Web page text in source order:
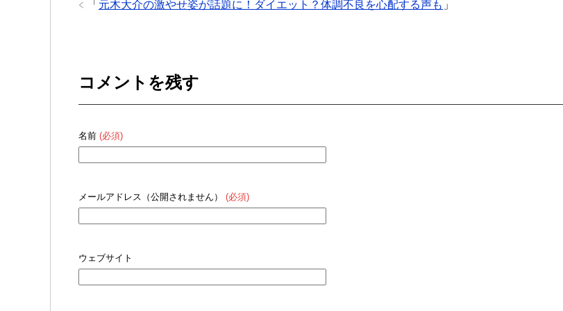
「 元木大介の激やせ姿が話題に！ダイエット？体調不良を心配する声も 」
コメントを残す
名前 (必須)
メールアドレス（公開されません） (必須)
ウェブサイト